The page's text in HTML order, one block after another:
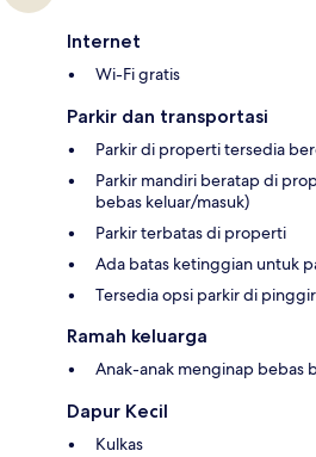
Internet
Wi-Fi gratis
Parkir dan transportasi
Parkir di properti tersedia
Parkir mandiri beratap di
bebas keluar/masuk)
Parkir terbatas di properti
Ada batas ketinggian untuk
Tersedia opsi parkir di
Ramah keluarga
Anak-anak menginap bebas
Dapur Kecil
Kulkas